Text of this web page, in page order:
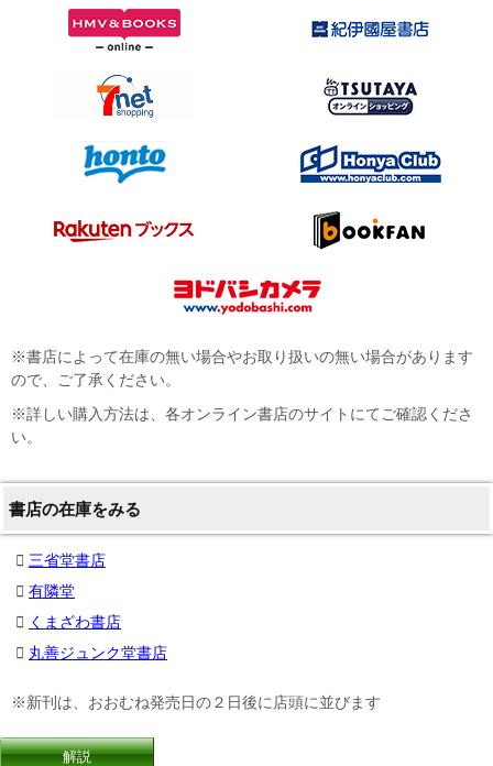
※書店によって在庫の無い場合やお取り扱いの無い場合があります
ので、ご了承ください。
※詳しい購入方法は、各オンライン書店のサイトにてご確認くださ
い。
書店の在庫をみる
三省堂書店
有隣堂
くまざわ書店
丸善ジュンク堂書店
※新刊は、おおむね発売日の２日後に店頭に並びます
解説